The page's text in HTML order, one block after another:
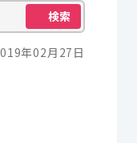
検索
年02月27日